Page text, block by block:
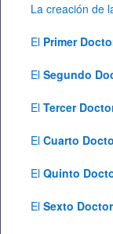
La creación de
El Primer
El Segundo
El Tercer
El Cuarto
El Quinto
El Sexto Doctor